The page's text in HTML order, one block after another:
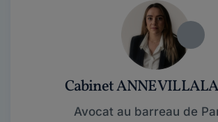
Cabinet ANNE
Avocat au barreau de